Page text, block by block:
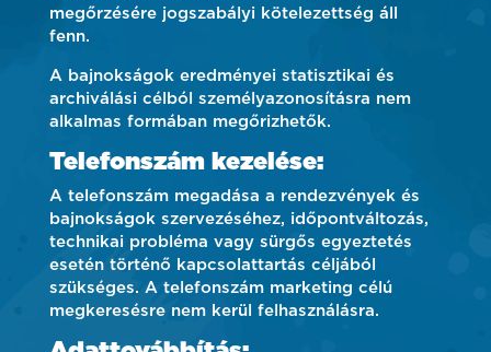
megőrzésére jogszabályi kötelezettség áll
fenn.
A bajnokságok eredményei statisztikai és
archiválási célból személyazonosításra nem
alkalmas formában megőrizhetők.
Telefonszám kezelése:
A telefonszám megadása a rendezvények és
bajnokságok szervezéséhez, időpontváltozás,
technikai probléma vagy sürgős egyeztetés
esetén történő kapcsolattartás céljából
szükséges. A telefonszám marketing célú
megkeresésre nem kerül felhasználásra.